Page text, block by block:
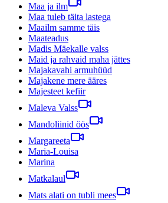
Maa ja ilm
Maa tuleb täita lastega
Maailm samme täis
Maateadus
Madis Mäekalle valss
Maid ja rahvaid maha jättes
Majakavahi armuhüüd
Majakene mere ääres
Majesteet kefiir
Maleva Valss
Mandoliinid öös
Margareeta
Maria-Louisa
Marina
Matkalaul
Mats alati on tubli mees